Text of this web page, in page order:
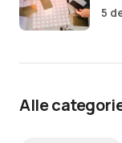
5
Alle